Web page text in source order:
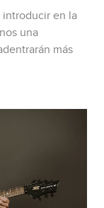
introducir en la
una
más